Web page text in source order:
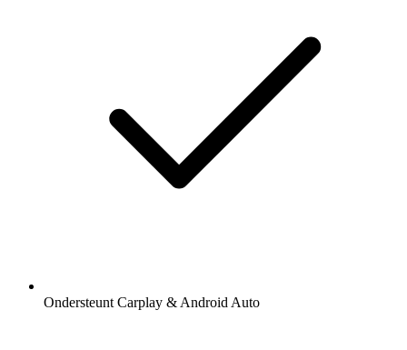
Ondersteunt Carplay & Android Auto